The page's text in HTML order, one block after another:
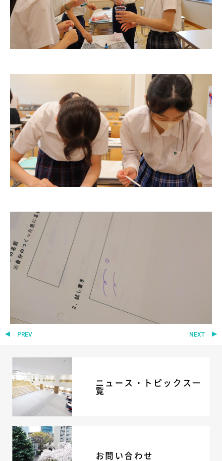
PREV NEXT
ニュース・トピックス一
覧
お問い合わせ